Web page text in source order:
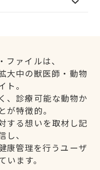
ファイルは、
大中の獣医師・動物
ト。
、診療可能な動物か
が特徴的。
する想いを取材し記
し、
康管理を行うユーザ
います。